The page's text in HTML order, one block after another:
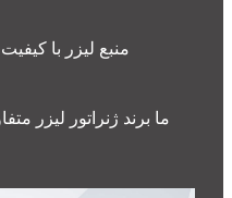
منبع لیزر با کیفیت
ما برند ژنراتور لیزر